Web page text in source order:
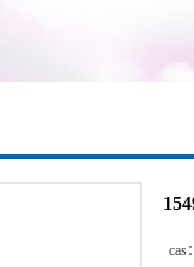
cas：